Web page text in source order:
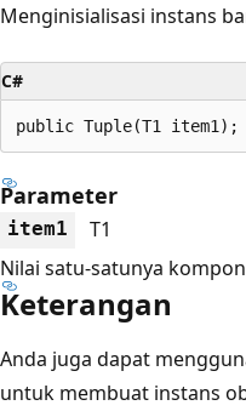
Menginisialisasi instans
C#
public Tuple(T1 item1);
Parameter
item1
T1
Nilai satu-satunya
Keterangan
Anda juga dapat
untuk membuat instans